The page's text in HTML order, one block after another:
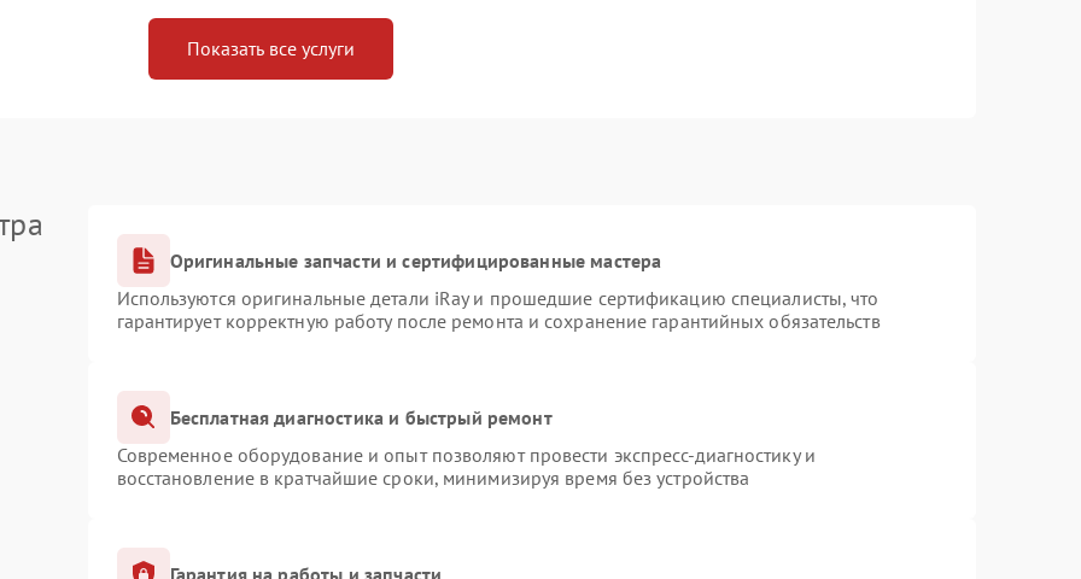
Показать все услуги
Оригинальные запчасти и сертифицированные мастера
Используются оригинальные детали iRay и прошедшие сертификацию специалисты, что
гарантирует корректную работу после ремонта и сохранение гарантийных обязательств
Бесплатная диагностика и быстрый ремонт
Современное оборудование и опыт позволяют провести экспресс-диагностику и
восстановление в кратчайшие сроки, минимизируя время без устройства
Гарантия на работы и запчасти